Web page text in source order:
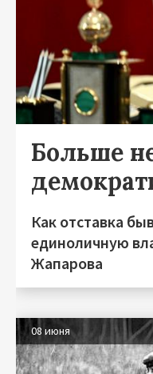
Больше
Как отставка
единоличную
Жапарова
08 июня